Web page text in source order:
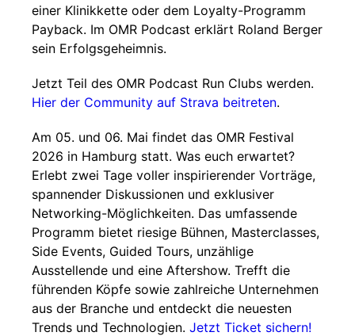
einer Klinikkette oder dem Loyalty-Programm
Payback. Im OMR Podcast erklärt Roland Berger
sein Erfolgsgeheimnis.
Jetzt Teil des OMR Podcast Run Clubs werden.
Hier der Community auf Strava beitreten.
Am 05. und 06. Mai findet das OMR Festival
2026 in Hamburg statt. Was euch erwartet?
Erlebt zwei Tage voller inspirierender Vorträge,
spannender Diskussionen und exklusiver
Networking-Möglichkeiten. Das umfassende
Programm bietet riesige Bühnen, Masterclasses,
Side Events, Guided Tours, unzählige
Ausstellende und eine Aftershow. Trefft die
führenden Köpfe sowie zahlreiche Unternehmen
aus der Branche und entdeckt die neuesten
Trends und Technologien. Jetzt Ticket sichern!